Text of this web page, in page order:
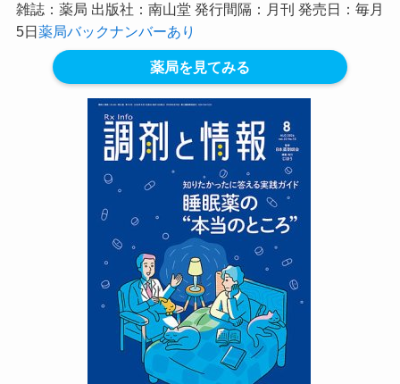
雑誌：薬局 出版社：南山堂 発行間隔：月刊 発売日：毎月
5日薬局バックナンバーあり
薬局を見てみる